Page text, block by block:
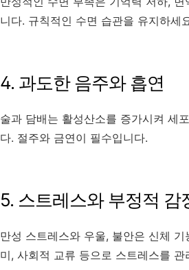
니다. 규칙적인 수면 습관을 유지하세
4. 과도한 음주와 흡연
술과 담배는 활성산소를 증가시켜 세
다. 절주와 금연이 필수입니다.
5. 스트레스와 부정적 감
만성 스트레스와 우울, 불안은 신체
미, 사회적 교류 등으로 스트레스를 관